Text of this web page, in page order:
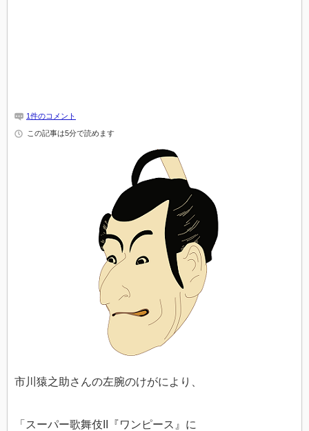
1件のコメント
この記事は5分で読めます
市川猿之助さんの左腕のけがにより、
「スーパー歌舞伎II『ワンピース』に